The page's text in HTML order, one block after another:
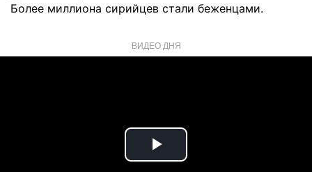
Более миллиона сирийцев стали беженцами.
ВИДЕО ДНЯ
Play